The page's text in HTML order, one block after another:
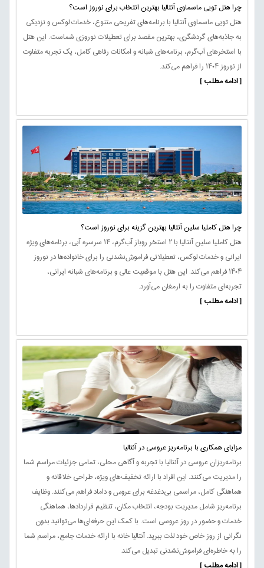
چرا هتل تویی ماسماوی آنتالیا بهترین انتخاب برای نوروز است؟
هتل تویی ماسماوی آنتالیا با برنامه‌های تفریحی متنوع، خدمات لوکس و نزدیکی
به جاذبه‌های گردشگری، بهترین مقصد برای تعطیلات نوروزی شماست. این هتل
با استخرهای آب‌گرم، برنامه‌های شبانه و امکانات رفاهی کامل، یک تجربه متفاوت
از نوروز ۱۴۰۴ را فراهم می‌کند.
[ ادامه مطلب ]
چرا هتل کاملیا سلین آنتالیا بهترین گزینه برای نوروز است؟
هتل کاملیا سلین آنتالیا با ۲ استخر روباز آب‌گرم، ۱۴ سرسره آبی، برنامه‌های ویژه
ایرانی و خدمات لوکس، تعطیلاتی فراموش‌نشدنی را برای خانواده‌ها در نوروز
۱۴۰۴ فراهم می‌کند. این هتل با موقعیت عالی و برنامه‌های شبانه ایرانی،
تجربه‌ای متفاوت را به ارمغان می‌آورد.
[ ادامه مطلب ]
مزایای همکاری با برنامه‌ریز عروسی در آنتالیا
برنامه‌ریزان عروسی در آنتالیا با تجربه و آگاهی محلی، تمامی جزئیات مراسم شما
را مدیریت می‌کنند. این افراد با ارائه تخفیف‌های ویژه، طراحی خلاقانه و
هماهنگی کامل، مراسمی بی‌دغدغه برای عروس و داماد فراهم می‌کنند. وظایف
برنامه‌ریز شامل مدیریت بودجه، انتخاب مکان، تنظیم قراردادها، هماهنگی
خدمات و حضور در روز عروسی است. با کمک این حرفه‌ای‌ها می‌توانید بدون
نگرانی از روز خاص خود لذت ببرید. آنتالیا خانه با ارائه خدمات جامع، مراسم شما
را به خاطره‌ای فراموش‌نشدنی تبدیل می‌کند.
[ ادامه مطلب ]